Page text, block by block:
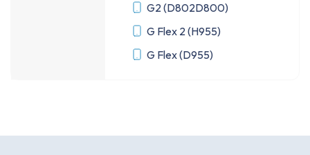
G2 (D802D800)
G Flex 2 (H955)
G Flex (D955)